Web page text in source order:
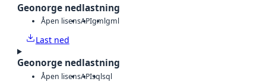
Geonorge nedlastning
Åpen lisensAPIgmlgml
Last ned
Geonorge nedlastning
Åpen lisensAPIsqlsql